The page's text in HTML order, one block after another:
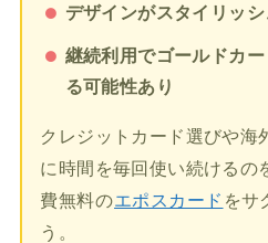
デザインがスタイリッシ
継続利用でゴールドカ
る可能性あり
クレジットカード選びや海
に時間を毎回使い続けるの
費無料のエポスカード をサ
う。